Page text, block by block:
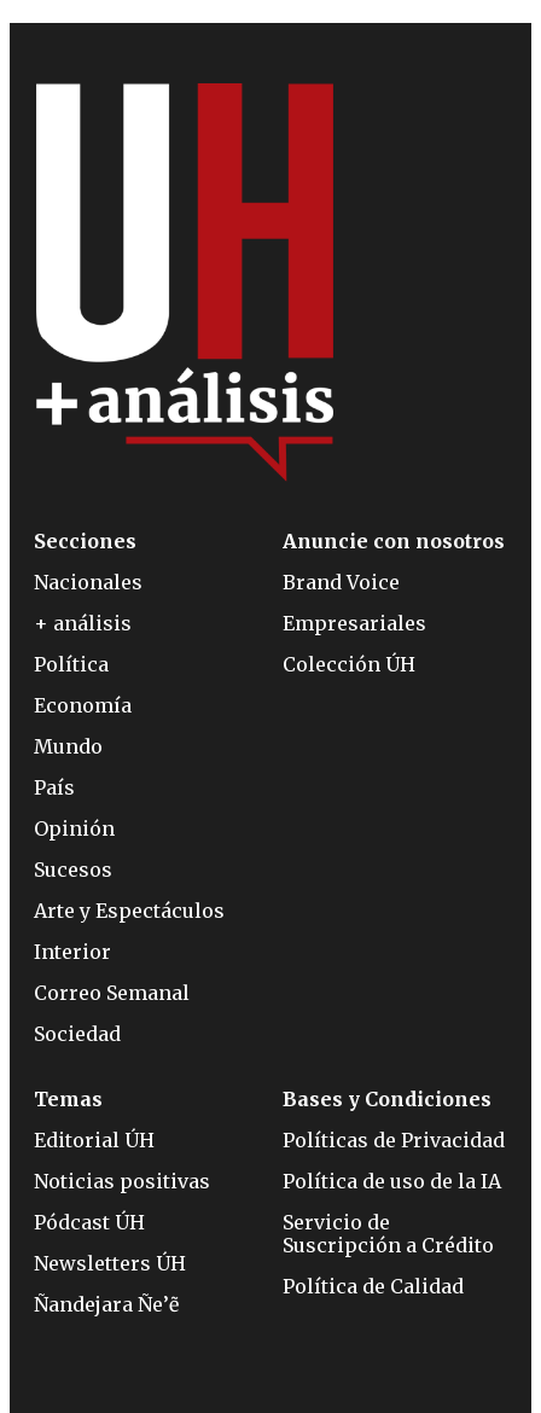
Secciones
Nacionales
+ análisis
Política
Economía
Mundo
País
Opinión
Sucesos
Arte y Espectáculos
Interior
Correo Semanal
Sociedad
Anuncie con nosotros
Brand Voice
Empresariales
Colección ÚH
Temas
Editorial ÚH
Noticias positivas
Pódcast ÚH
Newsletters ÚH
Ñandejara Ñe’ẽ
Bases y Condiciones
Políticas de Privacidad
Política de uso de la IA
Servicio de
Suscripción a Crédito
Política de Calidad